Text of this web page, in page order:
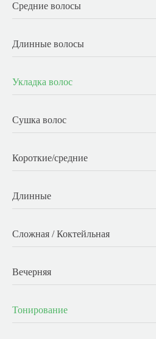
Средние волосы
Длинные волосы
Укладка волос
Сушка волос
Короткие/средние
Длинные
Сложная / Коктейльная
Вечерняя
Тонирование